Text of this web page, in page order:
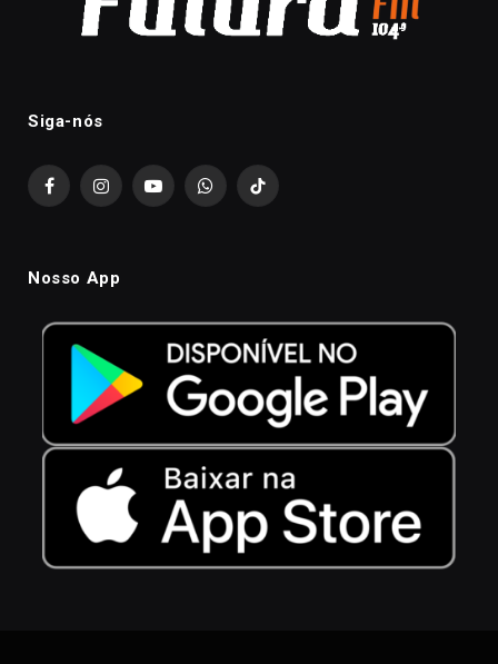
Siga-nós
FacebookInstagramYouTubeWhatsAppTikTok
Nosso App